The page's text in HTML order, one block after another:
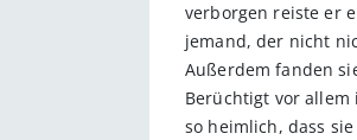
verborgen reiste er
jemand, der nicht
Außerdem fanden
Berüchtigt vor allem
so heimlich, dass